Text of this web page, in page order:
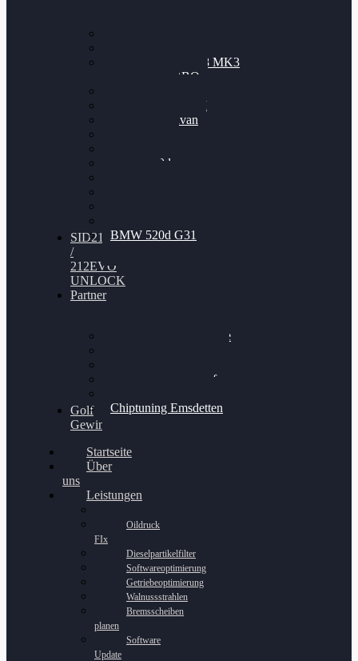
Nissan GT-R35 3.8 MK3
V6 TWINTURBO
VW Passat 2.0TDI
VW T6 Multivan
BMW 120d
BMW 520d G31
SID212
/
212EVO
UNLOCK
Partner
Bilgenroth Performance
Chiptuning Schüttorf
Chiptuning Emsdetten
Golf
Gewinnspiel
Startseite
Über
uns
Leistungen
Oildruck
FIx
Dieselpartikelfilter
Softwareoptimierung
Getriebeoptimierung
Walnussstrahlen
Bremsscheiben
planen
Software
Update